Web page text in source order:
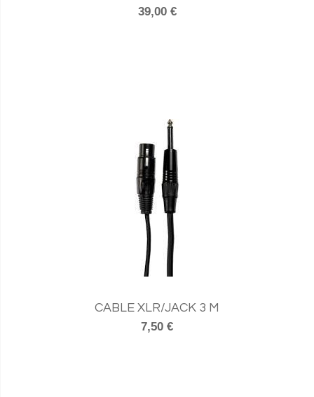
39,00 €
CABLE XLR/JACK 3 M
7,50 €